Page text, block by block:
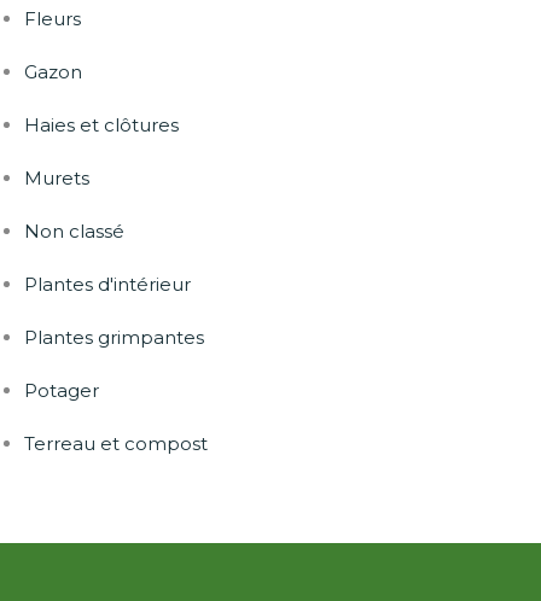
Fleurs
Gazon
Haies et clôtures
Murets
Non classé
Plantes d'intérieur
Plantes grimpantes
Potager
Terreau et compost